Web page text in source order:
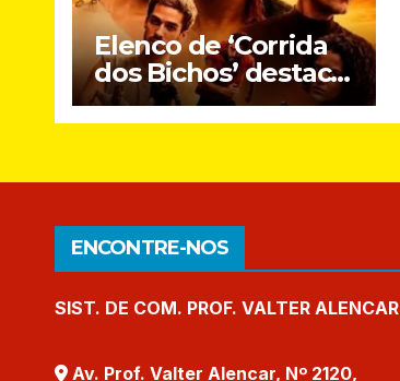
Elenco de ‘Corrida
dos Bichos’ destaca
crítica social e DNA
brasileiro do novo
Video
ENCONTRE-NOS
SIST. DE COM. PROF. VALTER ALENCAR
Av. Prof. Valter Alencar, Nº 2120,